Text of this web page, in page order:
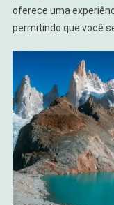
oferece uma
permitindo que você